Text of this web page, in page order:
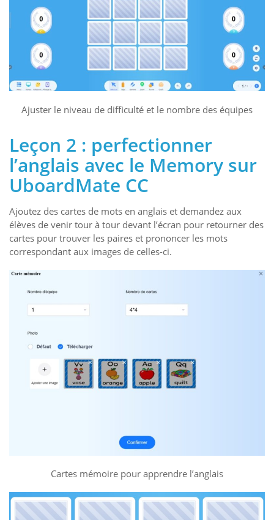
Ajuster le niveau de difficulté et le nombre des équipes
Leçon 2 : perfectionner
l’anglais avec le Memory sur
UboardMate CC
Ajoutez des cartes de mots en anglais et demandez aux
élèves de venir tour à tour devant l’écran pour retourner des
cartes pour trouver les paires et prononcer les mots
correspondant aux images de celles-ci.
Cartes mémoire pour apprendre l’anglais